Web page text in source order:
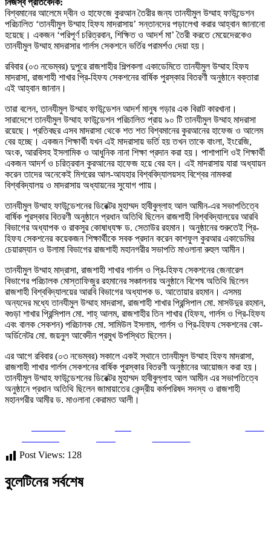
বিশ্বমানের আলেমে দ্বীন ও হাফেজে কুরআন তৈরীর জন্য তানযীমুল উম্মাহ ফাউন্ডেশন
পরিচালিত ‘তানযীমুল উম্মাহ হিফয মাদরাসায়’ সন্তানদের পড়ালেখা করার আহ্বান জানানো
হয়েছে। একজন ‘পরিপূর্ণ চরিত্রবান, শিক্ষিত ও আদর্শ মা’ তৈরী করতে মেয়েদেরকেও
তানযীমুল উম্মাহ মাদরাসার গার্লস সেকশনে ভর্তির পরামর্শও দেয়া হয়।
রবিবার (০৩ নভেম্বর) দুপুরে রাজশাহীর শিল্পকলা একাডেমিতে তানযীমুল উম্মাহ হিফয
মাদরাসা, রাজশাহী শাখার প্রি-হিফয সেকশনের বার্ষিক পুরস্কার বিতরণী অনুষ্ঠানে বক্তারা
এই আহ্বান জানান।
তারা বলেন, তানযীমুল উম্মাহ ফাউন্ডেশন আদর্শ মানুষ গড়ার এক বিরাট কারখানা।
সারাদেশে তানযীমুল উম্মাহ ফাউন্ডেশন পরিচালিত প্রায় ৯০ টি তানযীমুল উম্মাহ মাদরাসা
রয়েছে। প্রতিবছর এসব মাদরাসা থেকে শত শত বিশ্বমানের কুরআনের হাফেজ ও আলেম
বের হচ্ছে। একজন শিক্ষার্থী যখন এই মাদরাসায় ভর্তি হয় তখন তাকে বাংলা, ইংরেজি,
অংক, আরবিসহ ইসলামিক ও আধুনিক নানা শিক্ষা প্রদান করা হয়। পাশাপাশি ওই শিক্ষার্থী
একজন আদর্শ ও চরিত্রবান কুরআনের হাফেজ হয়ে বের হন। এই মাদরাসায় যারা অধ্যায়ন
করেন তাদের অনেকেই মিশরের আল-আযহার বিশ্ববিদ্যালয়সহ বিশ্বের নামকরা
বিশ্ববিদ্যালয় ও মাদরাসায় অধ্যায়নের সুযোগ পাায়।
তানযীমুল উম্মাহ ফাউন্ডেশনের ডিরেক্টর মুহাম্মদ হাবীবুল্লাহ আল আমীন-এর সভাপতিত্বে
বার্ষিক পুরস্কার বিতরণী অনুষ্ঠানে প্রধান অতিথি ছিলেন রাজশাহী বিশ্ববিদ্যালয়ের আরবি
বিভাগের অধ্যাপক ও রাকসুর কোষাধ্যক্ষ ড. সেতাউর রহমান। অনুষ্ঠানের শুরুতেই প্রি-
হিফয সেকশনের কয়েকজন শিক্ষার্থীকে সবক প্রদান করেন কাশফুল কুরআর একাডেমির
চেয়ারম্যান ও উলামা বিভাগের রাজশাহী মহানগরীর সভাপতি মাওলানা রুহুল আমীন।
তানযীমুল উম্মাহ মাদ্রাসা, রাজশাহী শাখার গার্লস ও প্রি-হিফয সেকশনের জেনারেল
বিভাগের পরিচালক মোস্তাফিজুর রহমানের সঞ্চালনায় অনুষ্ঠানে বিশেষ অতিথি ছিলেন
রাজশাহী বিশ্ববিদ্যালয়ের আরবি বিভাগের অধ্যাপক ড. আতোয়ার রহমান। এসময়
অন্যদের মধ্যে তানযীমুল উম্মাহ মাদরাসা, রাজশাহী শাখার প্রিন্সিপাল মো. মাসউদুর রহমান,
বগুড়া শাখার প্রিন্সিপাল মো. শাহ্ আলম, রাজশাহীর তিন শাখার (হিফয, গার্লস ও প্রি-হিফয
এবং বালক সেকশন) পরিচালক মো. সামিউল ইসলাম, গার্লস ও প্রি-হিফয সেকশনের কো-
অর্ডিনেটর মো. জয়নুল আবেদীন প্রমুখ উপস্থিত ছিলেন।
এর আগে রবিবার (০৩ নভেম্বর) সকালে একই স্থানে তানযীমুল উম্মাহ হিফয মাদরাসা,
রাজশাহী শাখার গার্লস সেকশনের বার্ষিক পুরস্কার বিতরণী অনুষ্ঠানের আয়োজন করা হয়।
তানযীমুল উম্মাহ ফাউন্ডেশনের ডিরেক্টর মুহাম্মদ হাবীবুল্লাহ আল আমীন এর সভাপতিত্বে
অনুষ্ঠানে প্রধান অতিথি ছিলেন জামায়াতের কেন্দ্রীয় কর্মপরিষদ সদস্য ও রাজশাহী
মহানগরীর আমীর ড. মাওলানা কেরামত আলী।
Post Views: 128
বুলেটিনের সর্বশেষ